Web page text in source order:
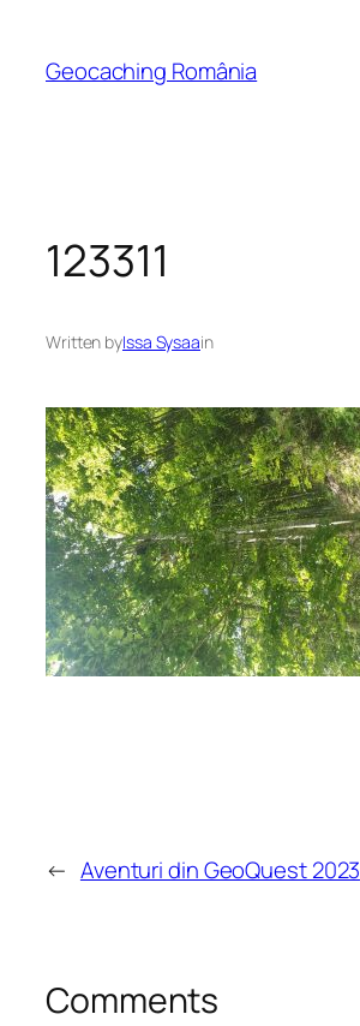
content
Geocaching România
123311
Written byIssa Sysaain
← Aventuri din GeoQuest 2023
Comments